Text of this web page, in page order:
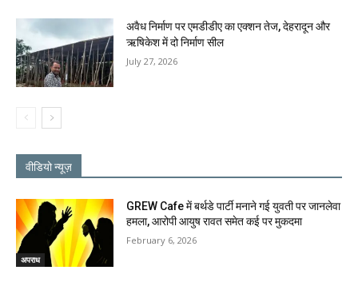
अवैध निर्माण पर एमडीडीए का एक्शन तेज, देहरादून और
ऋषिकेश में दो निर्माण सील
July 27, 2026
वीडियो न्यूज़
अपराध
GREW Cafe में बर्थडे पार्टी मनाने गई युवती पर जानलेवा
हमला, आरोपी आयुष रावत समेत कई पर मुकदमा
February 6, 2026